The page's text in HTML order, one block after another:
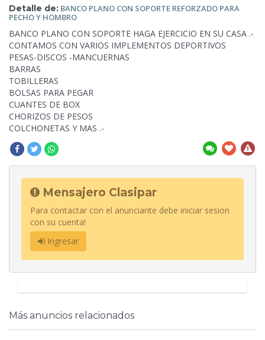
Detalle de: BANCO PLANO CON SOPORTE REFORZADO PARA
PECHO Y HOMBRO
BANCO PLANO CON SOPORTE HAGA EJERCICIO EN SU CASA .-
CONTAMOS CON VARIOS IMPLEMENTOS DEPORTIVOS
PESAS-DISCOS -MANCUERNAS
BARRAS
TOBILLERAS
BOLSAS PARA PEGAR
CUANTES DE BOX
CHORIZOS DE PESOS
COLCHONETAS Y MAS .-
Mensajero Clasipar
Para contactar con el anunciante debe iniciar sesion
con su cuenta!
Ingresar
Más anuncios relacionados